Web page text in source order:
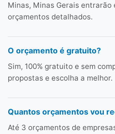
Minas, Minas Gerais entrarão
orçamentos detalhados.
O orçamento é gratuito?
Sim, 100% gratuito e sem
propostas e escolha a melhor.
Quantos orçamentos vou
Até 3 orçamentos de